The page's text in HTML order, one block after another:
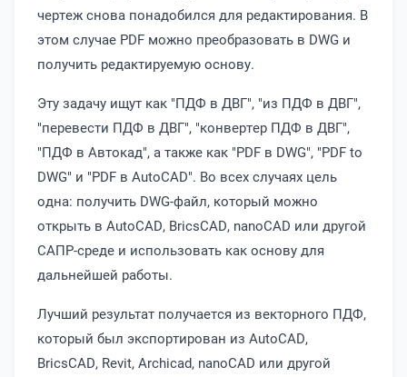
чертеж снова понадобился для редактирования. В
этом случае PDF можно преобразовать в DWG и
получить редактируемую основу.
Эту задачу ищут как "ПДФ в ДВГ", "из ПДФ в ДВГ",
"перевести ПДФ в ДВГ", "конвертер ПДФ в ДВГ",
"ПДФ в Автокад", а также как "PDF в DWG", "PDF to
DWG" и "PDF в AutoCAD". Во всех случаях цель
одна: получить DWG-файл, который можно
открыть в AutoCAD, BricsCAD, nanoCAD или другой
САПР-среде и использовать как основу для
дальнейшей работы.
Лучший результат получается из векторного ПДФ,
который был экспортирован из AutoCAD,
BricsCAD, Revit, Archicad, nanoCAD или другой